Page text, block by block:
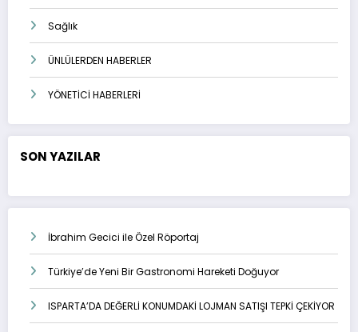
Sağlık
ÜNLÜLERDEN HABERLER
YÖNETİCİ HABERLERİ
SON YAZILAR
İbrahim Gecici ile Özel Röportaj
Türkiye’de Yeni Bir Gastronomi Hareketi Doğuyor
ISPARTA’DA DEĞERLİ KONUMDAKİ LOJMAN SATIŞI TEPKİ ÇEKİYOR